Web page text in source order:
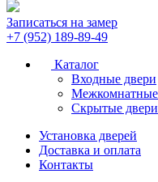
Записаться на замер
+7 (952) 189-89-49
Каталог
Входные двери
Межкомнатные
Скрытые двери
Установка дверей
Доставка и оплата
Контакты